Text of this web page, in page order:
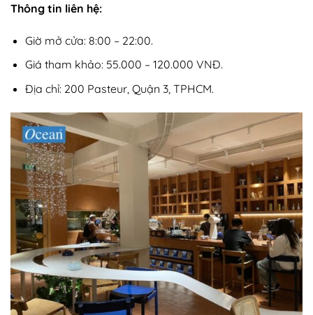
Thông tin liên hệ:
Giờ mở cửa: 8:00 – 22:00.
Giá tham khảo: 55.000 – 120.000 VNĐ.
Địa chỉ: 200 Pasteur, Quận 3, TPHCM.